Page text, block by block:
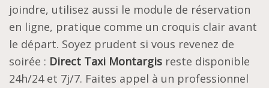
joindre, utilisez aussi le module de réservation
en ligne, pratique comme un croquis clair avant
le départ. Soyez prudent si vous revenez de
soirée : Direct Taxi Montargis reste disponible
24h/24 et 7j/7. Faites appel à un professionnel